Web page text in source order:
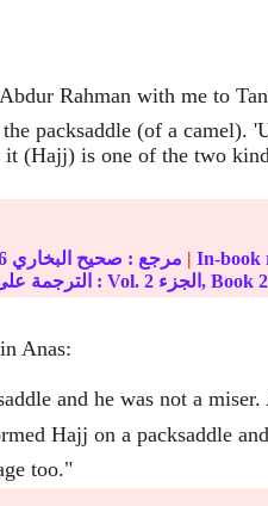
packsaddle (of a camel).
(Hajj) is one of the two
مرجع : صحيح البخاري |
الترجمة على الإنترنت : Vol. 2 الجزء, Book
Anas:
and he was not a miser.
too."